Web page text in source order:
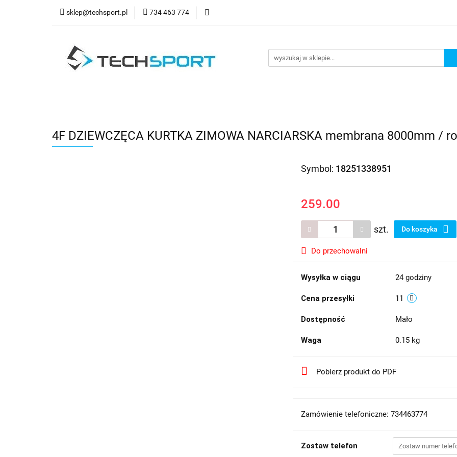
sklep@techsport.pl 734 463 774
WYPRZEDAŻ
4F DZIEWCZĘCA KURTKA ZIMOWA NARCIARSKA membrana 8000mm /
Symbol: 18251338951
259.00
szt. Do koszyka
Do przechowalni
Wysyłka w ciągu 24 godziny
Cena przesyłki 11
Dostępność Mało
Waga 0.15 kg
Pobierz produkt do PDF
Zamówienie telefoniczne: 734463774
Zostaw telefon